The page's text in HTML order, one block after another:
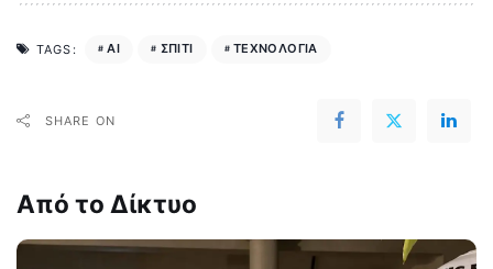
TAGS: AI ΣΠΙΤΙ ΤΕΧΝΟΛΟΓΙΑ
SHARE ON
Από το Δίκτυο